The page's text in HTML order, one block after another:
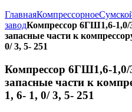
ГлавнаяКомпрессорное
заводКомпрессор 6ГШ1,6-1,0/
запасные части к
0/ 3, 5- 251
Компрессор 6ГШ1,6-1,0/
запасные части к
1, 6- 1, 0/ 3, 5- 251